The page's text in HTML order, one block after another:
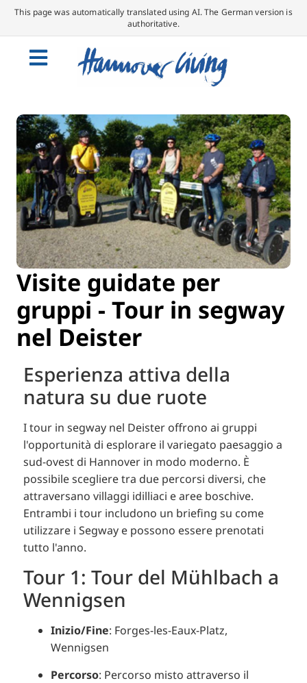
This page was automatically translated using AI. The German version is
authoritative.
Visite guidate per
gruppi - Tour in segway
nel Deister
Esperienza attiva della
natura su due ruote
I tour in segway nel Deister offrono ai gruppi
l'opportunità di esplorare il variegato paesaggio a
sud-ovest di Hannover in modo moderno. È
possibile scegliere tra due percorsi diversi, che
attraversano villaggi idilliaci e aree boschive.
Entrambi i tour includono un briefing su come
utilizzare i Segway e possono essere prenotati
tutto l'anno.
Tour 1: Tour del Mühlbach a
Wennigsen
Inizio/Fine: Forges-les-Eaux-Platz,
Wennigsen
Percorso: Percorso misto attraverso il